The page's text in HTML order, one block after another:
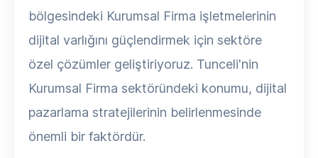
bölgesindeki Kurumsal Firma işletmelerinin
dijital varlığını güçlendirmek için sektöre
özel çözümler geliştiriyoruz. Tunceli'nin
Kurumsal Firma sektöründeki konumu, dijital
pazarlama stratejilerinin belirlenmesinde
önemli bir faktördür.